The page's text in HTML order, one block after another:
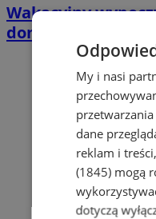
Wakacyjny
domkach
My i nasi
dane
reklam i
(1845)mogą
dotyczą